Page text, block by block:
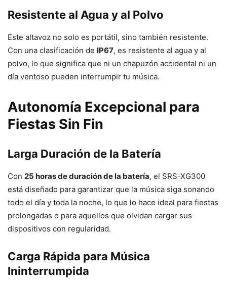
Resistente al Agua y al Polvo
Este altavoz no solo es portátil, sino también resistente.
Con una clasificación de IP67, es resistente al agua y al
polvo, lo que significa que ni un chapuzón accidental ni un
día ventoso pueden interrumpir tu música.
Autonomía Excepcional para
Fiestas Sin Fin
Larga Duración de la Batería
Con 25 horas de duración de la batería, el SRS-XG300
está diseñado para garantizar que la música siga sonando
todo el día y toda la noche, lo que lo hace ideal para fiestas
prolongadas o para aquellos que olvidan cargar sus
dispositivos con regularidad.
Carga Rápida para Música
Ininterrumpida